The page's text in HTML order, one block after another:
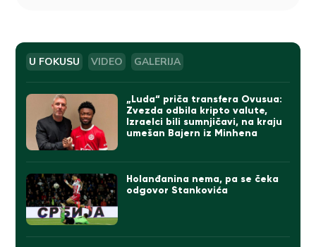
U FOKUSU VIDEO GALERIJA
„Luda“ priča transfera Ovusua:
Zvezda odbila kripto valute,
Izraelci bili sumnjičavi, na kraju
umešan Bajern iz Minhena
Holanđanina nema, pa se čeka
odgovor Stankovića